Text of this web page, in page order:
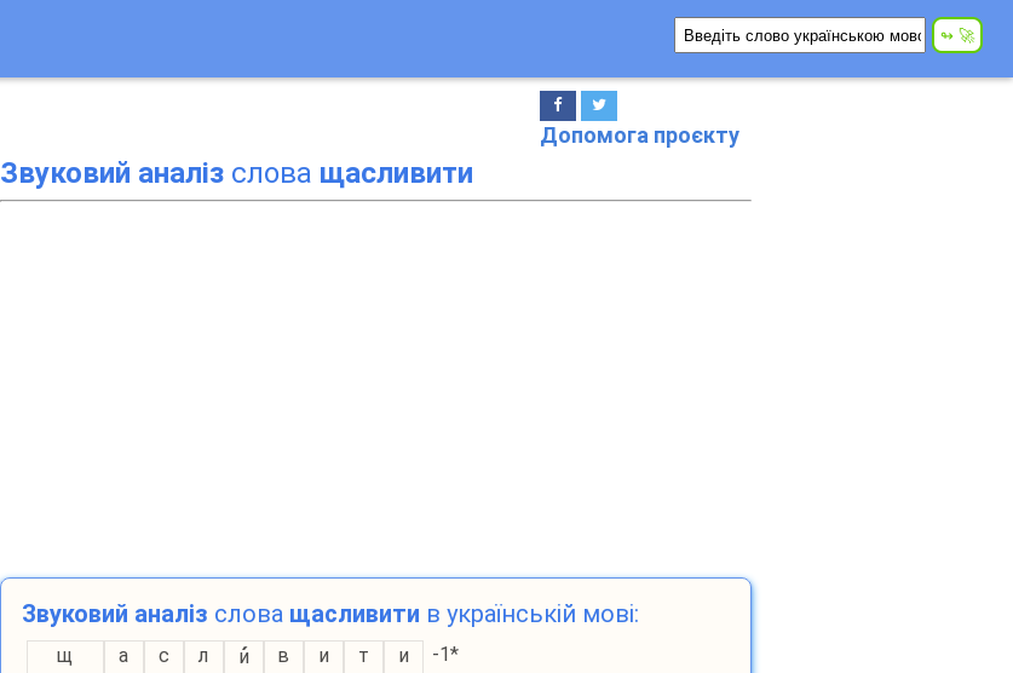
Допомога проєкту
Звуковий аналізслова щасливити
Звуковий аналіз слова щасливити в українській мові:
щ а с л и в и т и
-1*